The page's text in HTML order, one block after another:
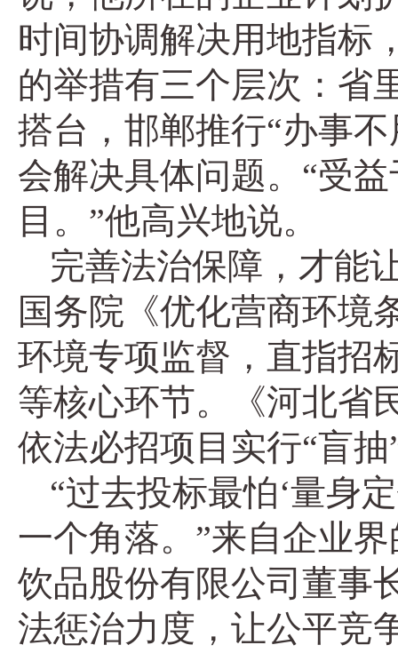
时间协调解决用地指标
的举措有三个层次：省
搭台，邯郸推行“办事
会解决具体问题。“受
目。”他高兴地说。
完善法治保障，才能
国务院《优化营商环境
环境专项监督，直指招
等核心环节。《河北省
依法必招项目实行“盲
“过去投标最怕‘量身
一个角落。”来自企业
饮品股份有限公司董事
法惩治力度，让公平竞